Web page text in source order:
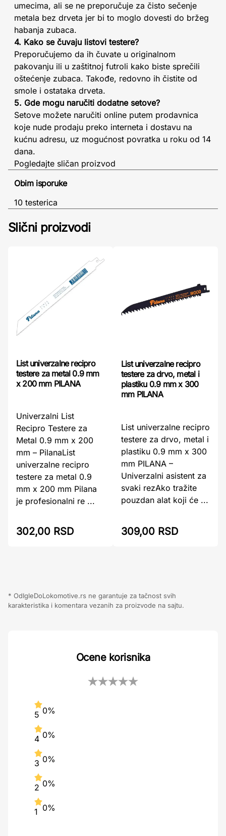
umecima, ali se ne preporučuje za čisto sečenje
metala bez drveta jer bi to moglo dovesti do bržeg
habanja zubaca.
4. Kako se čuvaju listovi testere?
Preporučujemo da ih čuvate u originalnom
pakovanju ili u zaštitnoj futroli kako biste sprečili
oštećenje zubaca. Takođe, redovno ih čistite od
smole i ostataka drveta.
5. Gde mogu naručiti dodatne setove?
Setove možete naručiti online putem prodavnica
koje nude prodaju preko interneta i dostavu na
kućnu adresu, uz mogućnost povratka u roku od 14
dana.
Pogledajte sličan proizvod
Obim isporuke
10 testerica
Slični proizvodi
List univerzalne recipro
testere za metal 0.9 mm
x 200 mm PILANA
Univerzalni List
Recipro Testere za
Metal 0.9 mm x 200
mm – PilanaList
univerzalne recipro
testere za metal 0.9
mm x 200 mm Pilana
je profesionalni re ...
302,00 RSD
List univerzalne recipro
testere za drvo, metal i
plastiku 0.9 mm x 300
mm PILANA
List univerzalne recipro
testere za drvo, metal i
plastiku 0.9 mm x 300
mm PILANA –
Univerzalni asistent za
svaki rezAko tražite
pouzdan alat koji će ...
309,00 RSD
* OdIgleDoLokomotive.rs ne garantuje za tačnost svih
karakteristika i komentara vezanih za proizvode na sajtu.
Ocene korisnika
5 0%
4 0%
3 0%
2 0%
1 0%